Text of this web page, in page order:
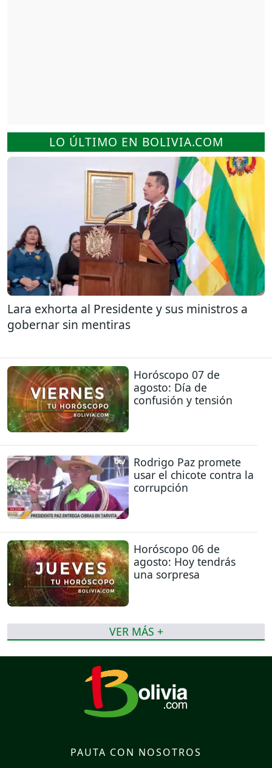
LO ÚLTIMO EN BOLIVIA.COM
Lara exhorta al Presidente y sus ministros a
gobernar sin mentiras
Horóscopo 07 de
agosto: Día de
confusión y tensión
Rodrigo Paz promete
usar el chicote contra la
corrupción
Horóscopo 06 de
agosto: Hoy tendrás
una sorpresa
VER MÁS +
PAUTA CON NOSOTROS